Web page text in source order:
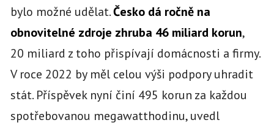
bylo možné udělat.Česko dá ročně na
obnovitelné zdroje zhruba 46 miliard korun,
20 miliard z toho přispívají domácnosti a firmy.
V roce 2022 by měl celou výši podpory uhradit
stát. Příspěvek nyní činí 495 korun za každou
spotřebovanou megawatthodinu, uvedl